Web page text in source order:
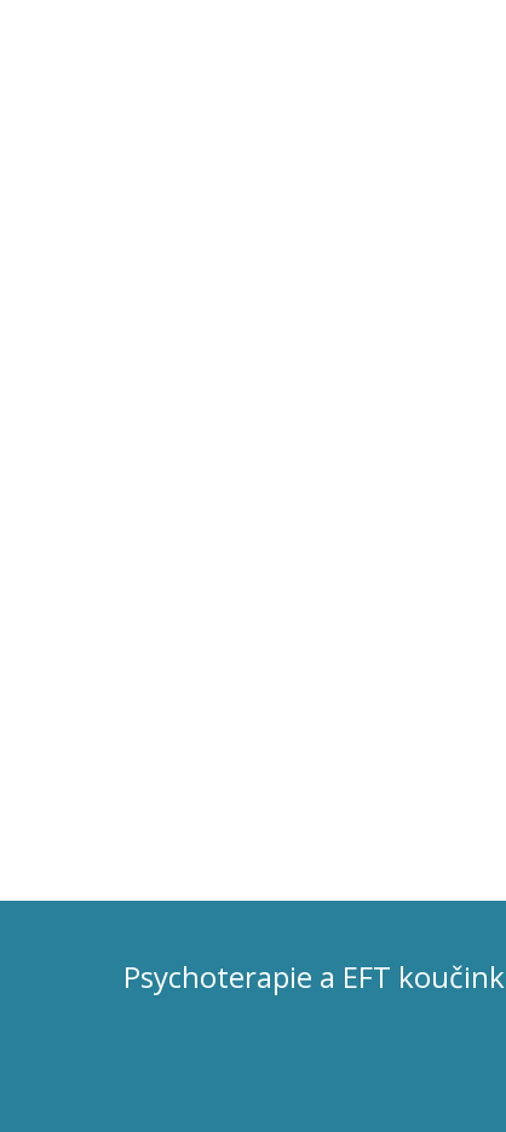
Psychoterapie a EFT koučink